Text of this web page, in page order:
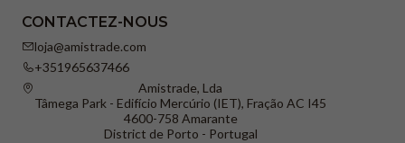
CONTACTEZ-NOUS
loja@amistrade.com
+351965637466
Amistrade, Lda
Tâmega Park - Edifício Mercúrio (IET), Fração AC I45
4600-758 Amarante
District de Porto - Portugal